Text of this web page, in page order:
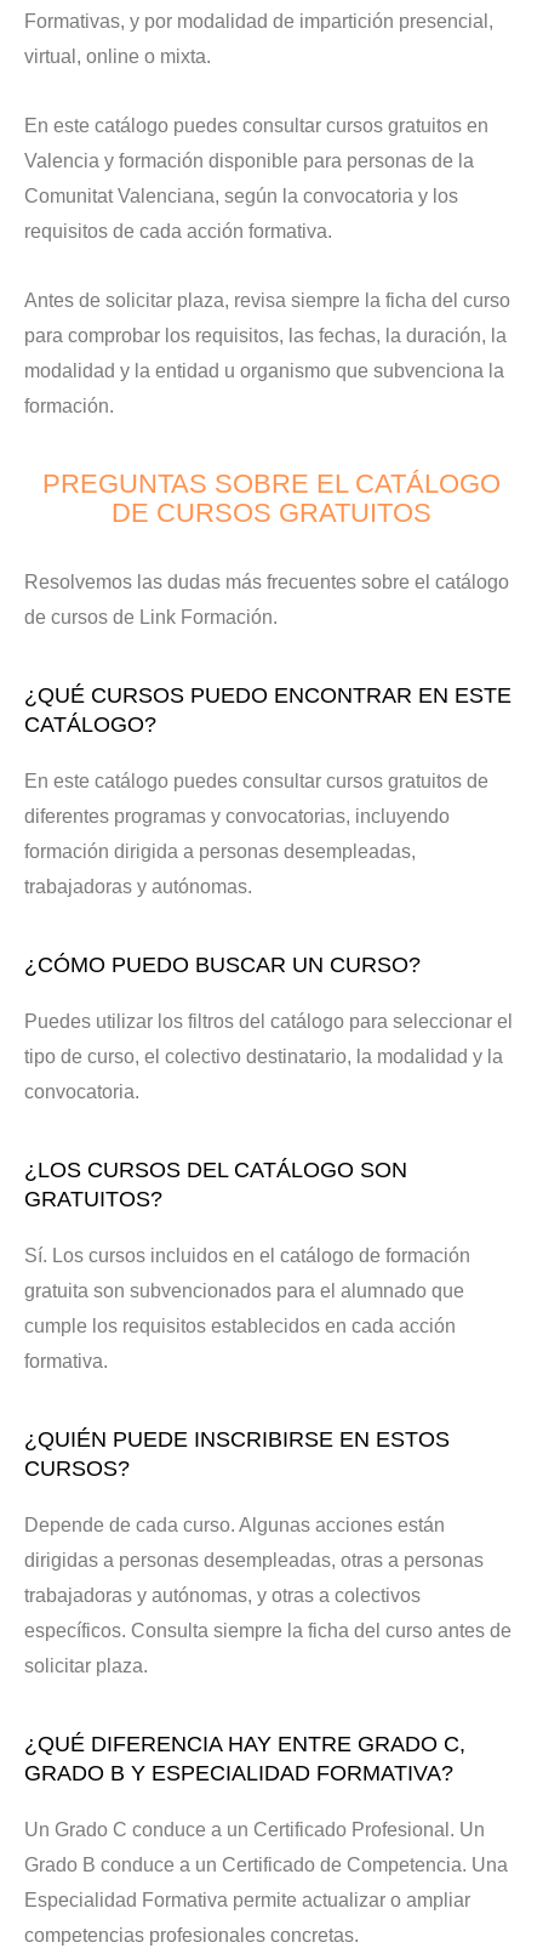
Formativas, y por modalidad de impartición presencial,
virtual, online o mixta.
En este catálogo puedes consultar cursos gratuitos en
Valencia y formación disponible para personas de la
Comunitat Valenciana, según la convocatoria y los
requisitos de cada acción formativa.
Antes de solicitar plaza, revisa siempre la ficha del curso
para comprobar los requisitos, las fechas, la duración, la
modalidad y la entidad u organismo que subvenciona la
formación.
PREGUNTAS SOBRE EL CATÁLOGO
DE CURSOS GRATUITOS
Resolvemos las dudas más frecuentes sobre el catálogo
de cursos de Link Formación.
¿QUÉ CURSOS PUEDO ENCONTRAR EN ESTE
CATÁLOGO?
En este catálogo puedes consultar cursos gratuitos de
diferentes programas y convocatorias, incluyendo
formación dirigida a personas desempleadas,
trabajadoras y autónomas.
¿CÓMO PUEDO BUSCAR UN CURSO?
Puedes utilizar los filtros del catálogo para seleccionar el
tipo de curso, el colectivo destinatario, la modalidad y la
convocatoria.
¿LOS CURSOS DEL CATÁLOGO SON
GRATUITOS?
Sí. Los cursos incluidos en el catálogo de formación
gratuita son subvencionados para el alumnado que
cumple los requisitos establecidos en cada acción
formativa.
¿QUIÉN PUEDE INSCRIBIRSE EN ESTOS
CURSOS?
Depende de cada curso. Algunas acciones están
dirigidas a personas desempleadas, otras a personas
trabajadoras y autónomas, y otras a colectivos
específicos. Consulta siempre la ficha del curso antes de
solicitar plaza.
¿QUÉ DIFERENCIA HAY ENTRE GRADO C,
GRADO B Y ESPECIALIDAD FORMATIVA?
Un Grado C conduce a un Certificado Profesional. Un
Grado B conduce a un Certificado de Competencia. Una
Especialidad Formativa permite actualizar o ampliar
competencias profesionales concretas.